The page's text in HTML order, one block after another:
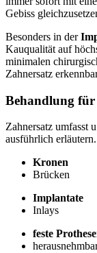
Gebiss
Besonders in der
Kauqualität auf
minimalen
Zahnersatz
Behandlung für
Zahnersatz umfasst
ausführlich erläutern.
Kronen
Brücken
Implantate
Inlays
feste